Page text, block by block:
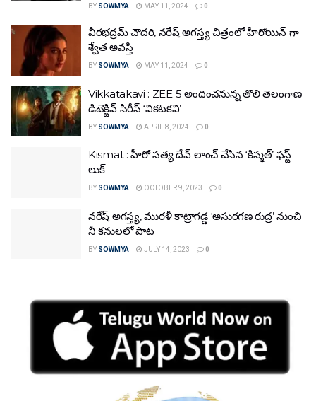
BY SOWMYA MAY 11, 2024 0
వీరభద్రమ్ చౌదరి, నరేష్ అగస్త్య చిత్రంలో హీరోయిన్ గా
శ్వేత అవస్తి
BY SOWMYA MAY 11, 2024 0
Vikkatakavi : ZEE 5 అందించనున్న తొలి తెలంగాణ
డిటెక్టివ్ సిరీస్ ‘వికటకవి’
BY SOWMYA APRIL 8, 2024 0
Kismat : హీరో సత్య దేవ్ లాంచ్ చేసిన ‘కిస్మత్’ ఫస్ట్
లుక్‌
BY SOWMYA OCTOBER 9, 2023 0
నరేష్‌ అగస్త్య, మురళీ కాట్రాగడ్డ ‘అసురగణ రుద్ర’ నుంచి
నీ కనులలో పాట
BY SOWMYA JULY 14, 2023 0